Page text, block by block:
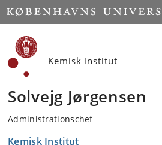
Start
Kemisk Institut
Solvejg Jørgensen
Administrationschef
Kemisk Institut